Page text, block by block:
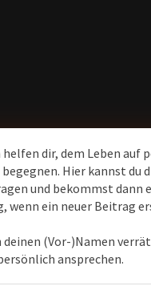
dir, dem Leben auf
Hier kannst du
und bekommst dann
wenn ein neuer Beitrag
deinen (Vor-)Namen
ansprechen.
Impulse,